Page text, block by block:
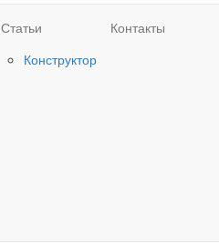
Статьи
Конструктор
Контакты